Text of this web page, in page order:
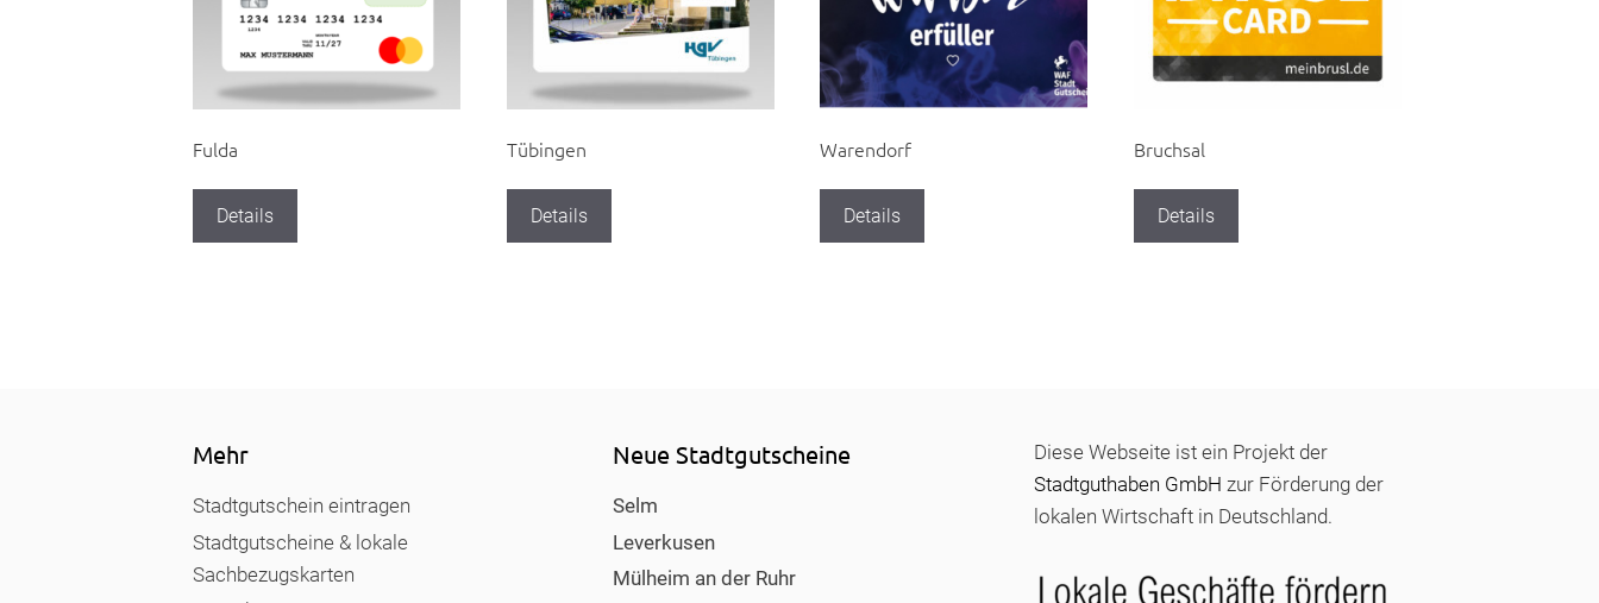
Fulda
Details
Tübingen
Details
Warendorf
Details
Bruchsal
Details
Mehr
Stadtgutschein eintragen
Stadtgutscheine & lokale
Sachbezugskarten
Neue Stadtgutscheine
Selm
Leverkusen
Mülheim an der Ruhr
Diese Webseite ist ein Projekt der
Stadtguthaben GmbH zur Förderung der
lokalen Wirtschaft in Deutschland.